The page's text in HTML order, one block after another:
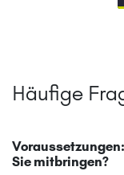
Häufige
Sie mitbringen?